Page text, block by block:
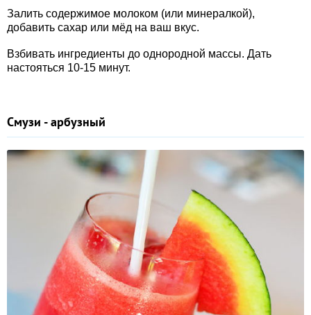
Залить содержимое молоком (или минералкой),
добавить сахар или мёд на ваш вкус.
Взбивать ингредиенты до однородной массы. Дать
настояться 10-15 минут.
Смузи - арбузный